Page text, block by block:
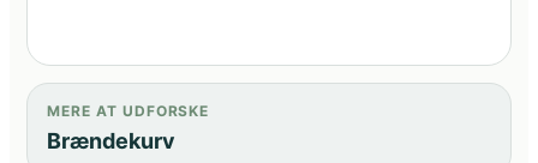
MERE AT UDFORSKE
Brændekurv